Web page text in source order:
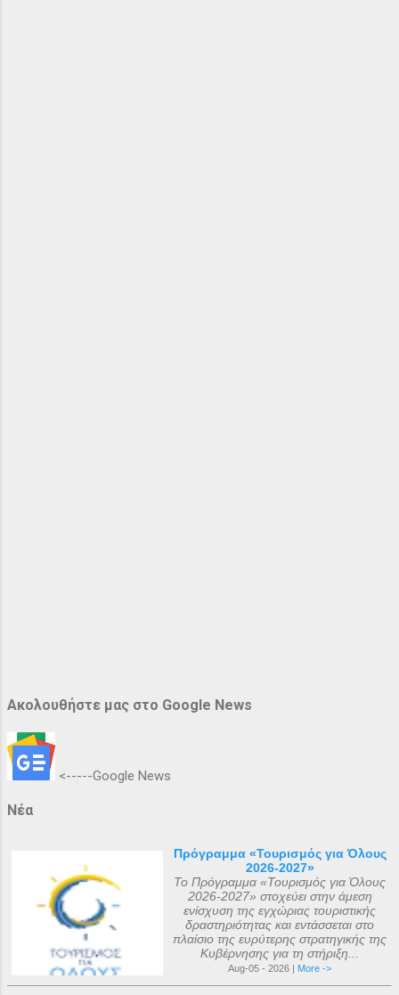
Ακολουθήστε μας στο Google News
<-----Google News
Νέα
Πρόγραμμα «Τουρισμός για Όλους
2026-2027»
Το Πρόγραμμα «Τουρισμός για Όλους
2026-2027» στοχεύει στην άμεση
ενίσχυση της εγχώριας τουριστικής
δραστηριότητας και εντάσσεται στο
πλαίσιο της ευρύτερης στρατηγικής της
Κυβέρνησης για τη στήριξη...
Aug-05 - 2026 | More ->